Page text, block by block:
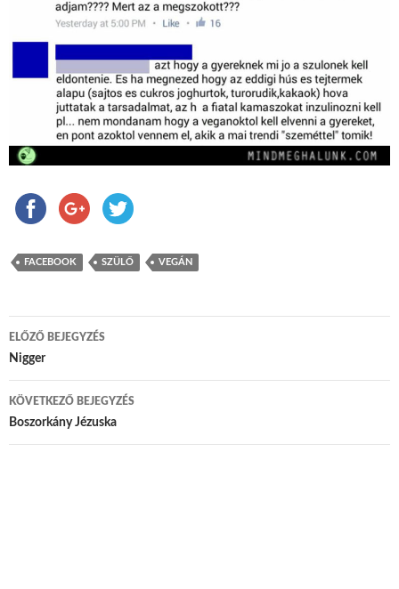
FACEBOOK SZÜLŐ VEGÁN
Bejegyzés navigáció
ELŐZŐ BEJEGYZÉS
Nigger
KÖVETKEZŐ BEJEGYZÉS
Boszorkány Jézuska